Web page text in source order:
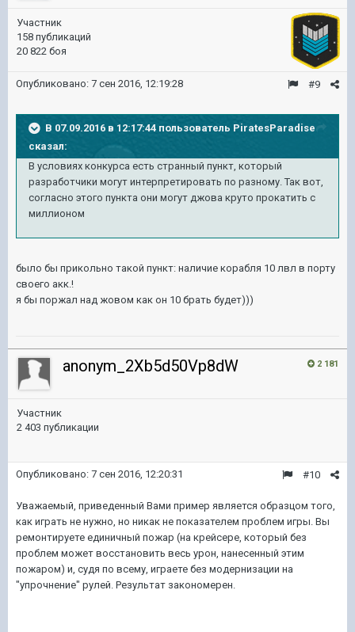
Участник
158 публикаций
20 822 боя
#9
Опубликовано: 7 сен 2016, 12:19:28
В 07.09.2016 в 12:17:44 пользователь PiratesParadise
сказал:
В условиях конкурса есть странный пункт, который
разработчики могут интерпретировать по разному. Так вот,
согласно этого пункта они могут джова круто прокатить с
миллионом
было бы прикольно такой пункт: наличие корабля 10 лвл в порту
своего акк.!
я бы поржал над жовом как он 10 брать будет)))
2 181
anonym_2Xb5d50Vp8dW
Участник
2 403 публикации
#10
Опубликовано: 7 сен 2016, 12:20:31
Уважаемый, приведенный Вами пример является образцом того,
как играть не нужно, но никак не показателем проблем игры. Вы
ремонтируете единичный пожар (на крейсере, который без
проблем может восстановить весь урон, нанесенный этим
пожаром) и, судя по всему, играете без модернизации на
"упрочнение" рулей. Результат закономерен.